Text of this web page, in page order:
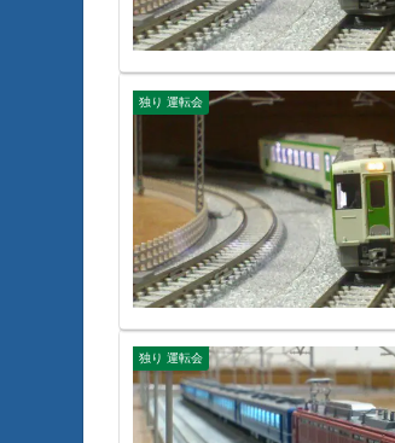
独り 運転会
独り 運転会